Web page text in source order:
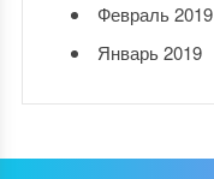
Февраль 2019
Январь 2019